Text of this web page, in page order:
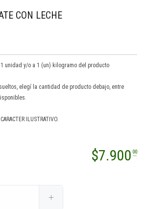
CON LECHE
unidad y/o a 1 (un) kilogramo del producto
elegí la cantidad de producto debajo, entre
ILUSTRATIVO.
$7.900 00